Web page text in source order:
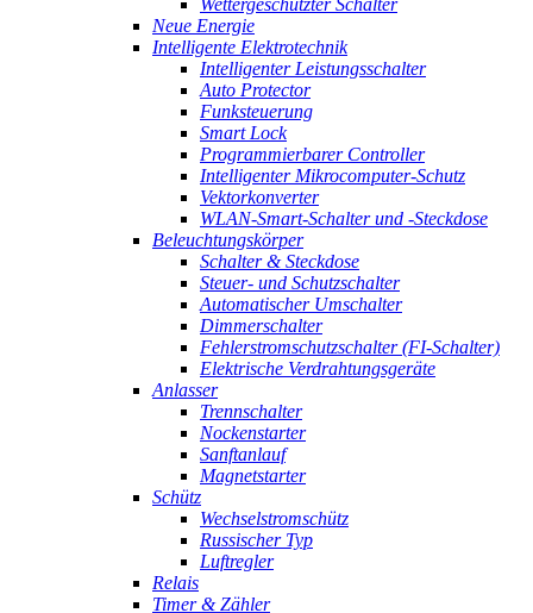
Wettergeschützter Schalter
Neue Energie
Intelligente Elektrotechnik
Intelligenter Leistungsschalter
Auto Protector
Funksteuerung
Smart Lock
Programmierbarer Controller
Intelligenter Mikrocomputer-Schutz
Vektorkonverter
WLAN-Smart-Schalter und -Steckdose
Beleuchtungskörper
Schalter & Steckdose
Steuer- und Schutzschalter
Automatischer Umschalter
Dimmerschalter
Fehlerstromschutzschalter (FI-Schalter)
Elektrische Verdrahtungsgeräte
Anlasser
Trennschalter
Nockenstarter
Sanftanlauf
Magnetstarter
Schütz
Wechselstromschütz
Russischer Typ
Luftregler
Relais
Timer & Zähler